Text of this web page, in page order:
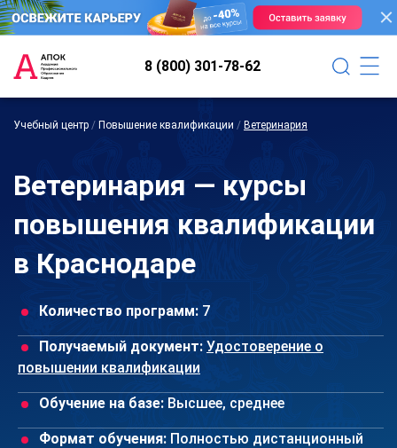
8 (800) 301-78-62
Учебный центр / Повышение квалификации / Ветеринария
Ветеринария — курсы
повышения квалификации
в Краснодаре
Количество программ: 7
Получаемый документ: Удостоверение о
повышении квалификации
Обучение на базе: Высшее, среднее
Формат обучения: Полностью дистанционный